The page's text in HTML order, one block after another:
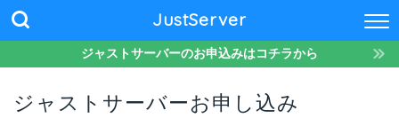
JustServer
ジャストサーバーのお申込みはコチラから
ジャストサーバーお申し込み